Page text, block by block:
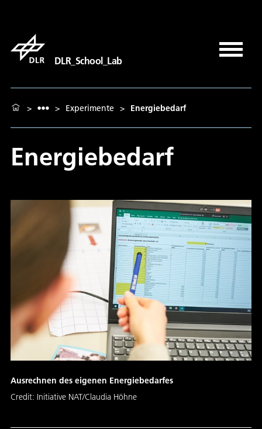
DLR_School_Lab
> > Experimente > Energiebedarf
Energiebedarf
Ausrechnen des eigenen Energiebedarfes
Credit: Initiative NAT/Claudia Höhne